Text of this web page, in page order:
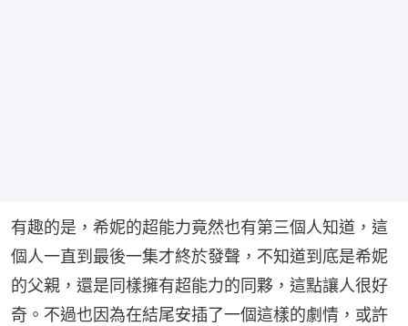
有趣的是，希妮的超能力竟然也有第三個人知道，這
個人一直到最後一集才終於發聲，不知道到底是希妮
的父親，還是同樣擁有超能力的同夥，這點讓人很好
奇。不過也因為在結尾安插了一個這樣的劇情，或許